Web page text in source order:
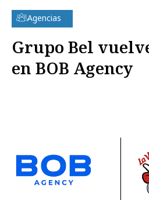
Agencias
Grupo Bel
en BOB Agency